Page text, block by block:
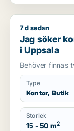
Jag söker
7 d sedan
Jag söker
i Uppsala
Behöver finnas
Type
Kontor, Butik
Storlek
15 - 50 m2